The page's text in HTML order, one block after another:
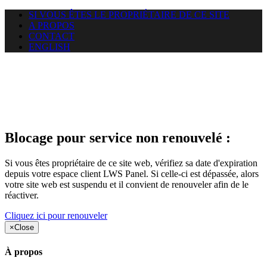
SI VOUS ÊTES LE PROPRIÉTAIRE DE CE SITE
A PROPOS
CONTACT
ENGLISH
Blocage pour service non renouvelé :
Si vous êtes propriétaire de ce site web, vérifiez sa date d'expiration
depuis votre espace client LWS Panel. Si celle-ci est dépassée, alors
votre site web est suspendu et il convient de renouveler afin de le
réactiver.
Cliquez ici pour renouveler
×Close
À propos